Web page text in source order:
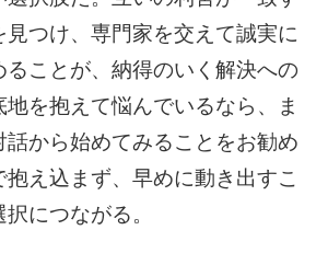
見つけ、専門家を交えて誠実に
ることが、納得のいく解決への
を抱えて悩んでいるなら、ま
話から始めてみることをお勧め
抱え込まず、早めに動き出すこ
につながる。